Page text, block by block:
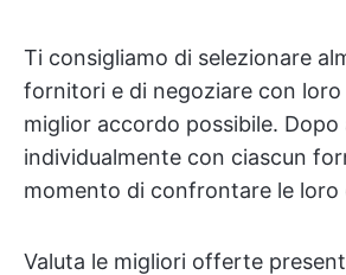
Ti consigliamo di selezionare
fornitori e di negoziare con
miglior accordo possibile.
individualmente con ciascun
momento di confrontare le
Valuta le migliori offerte